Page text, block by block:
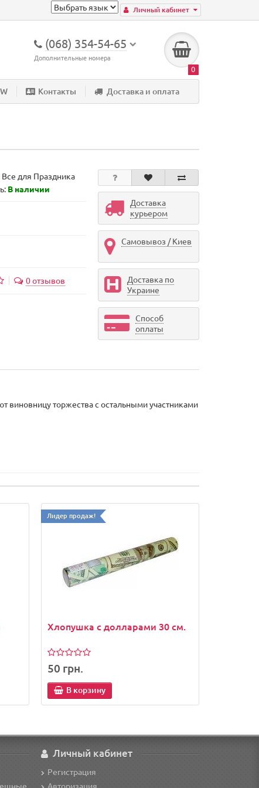
Личный кабинет
(068) 354-54-65
Дополнительные номера
0
Контакты Доставка и оплата
Все для Праздника
В наличии
0 отзывов
Доставка
курьером
Самовывоз / Киев
Доставка по
Украине
Способ
оплаты
виновницу торжества с остальными участниками
Лидер продаж!
Хлопушка с долларами 30 см.
50 грн.
В корзину
Личный кабинет
Регистрация
Авторизация